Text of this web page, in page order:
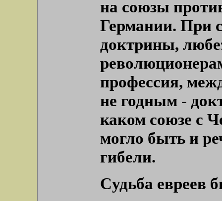
на союзы
Германии. При
доктрины,
профессия,
не годным -
каком союзе с
могло быть и
гибели.
Cудьба евреев